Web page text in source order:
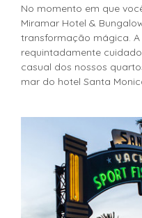
No momento em que
Miramar Hotel &
transformação mágica.
requintadamente
casual dos nossos
mar do hotel Santa